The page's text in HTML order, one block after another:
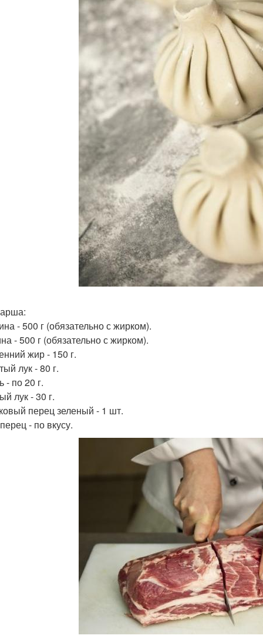
- 500 г (обязательно с жирком).
- 500 г (обязательно с жирком).
жир - 150 г.
лук - 80 г.
- по 20 г.
лук - 30 г.
перец зеленый - 1 шт.
- по вкусу.